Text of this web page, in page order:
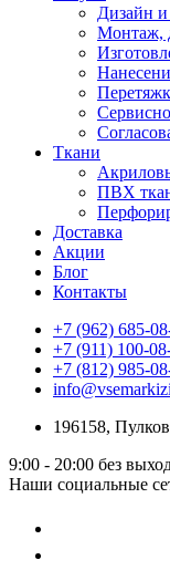
Дизайн и
Монтаж,
Ткани
ПВХ
Доставка
Акции
Блог
Контакты
+7 (962) 685-
+7 (911) 100-
+7 (812) 985-
196158,
9:00 - 20:00 без
Наши социальные